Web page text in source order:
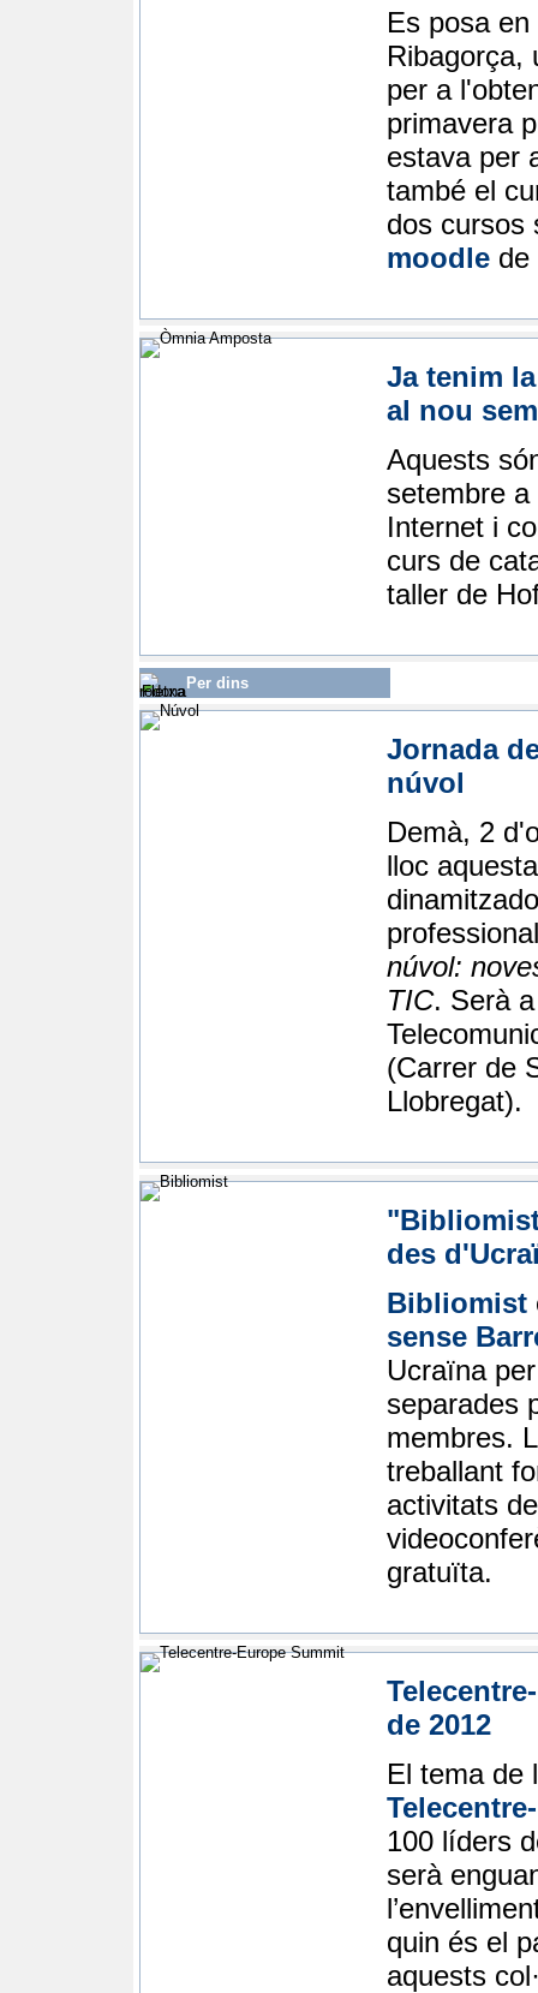
Es posa
Ribagorça,
per a
primavera
estava per
també el
dos cursos
moodle de
Ja tenim
al nou
Aquests
setembre
Internet i
curs de
taller de
Per dins
Jornada
núvol
Demà, 2
lloc
núvol:
TIC. Serà
(Carrer de
Llobregat).
des
Bibliomist
sense
Ucraïna
separades
membres.
treballant
activitats
gratuïta.
de 2012
El tema de
100 líders
serà
quin és el
aquests